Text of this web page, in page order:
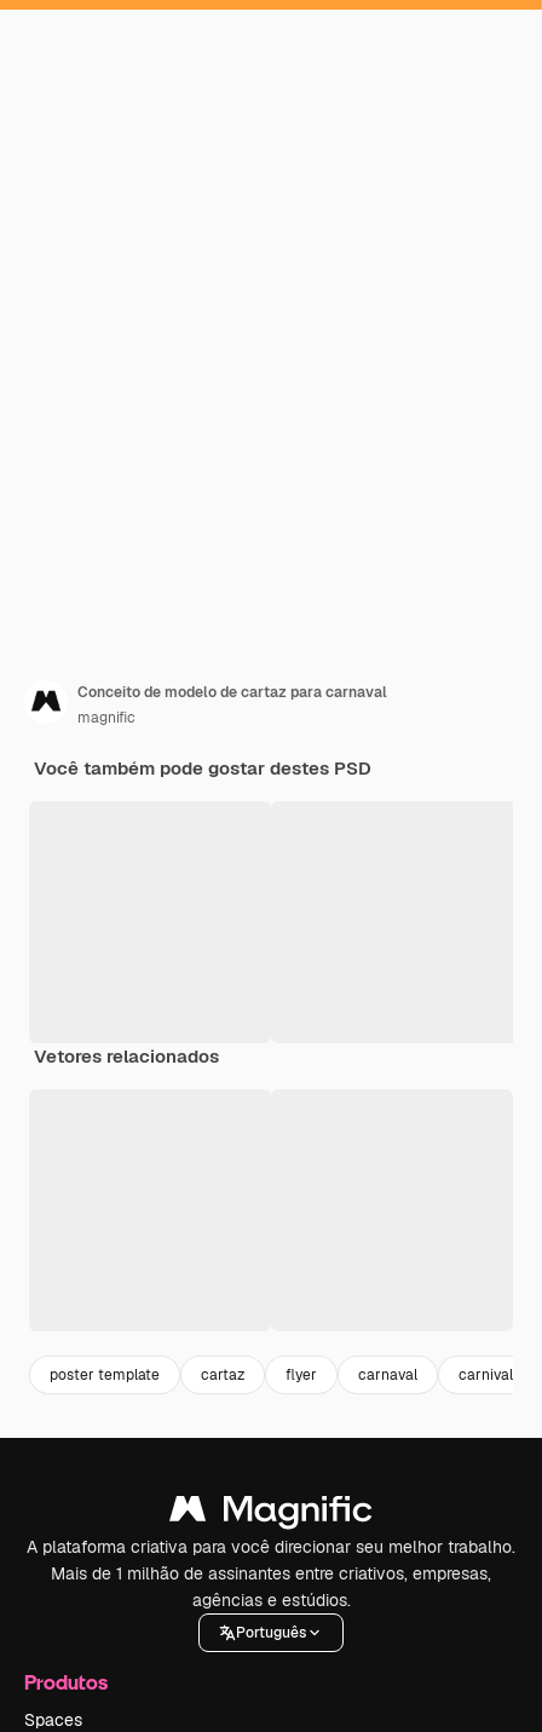
Conceito de modelo de cartaz para carnaval
magnific
Você também pode gostar destes PSD
Vetores relacionados
poster template cartaz flyer carnaval carnival
A plataforma criativa para você direcionar seu melhor trabalho.
Mais de 1 milhão de assinantes entre criativos, empresas,
agências e estúdios.
Português
Produtos
Spaces